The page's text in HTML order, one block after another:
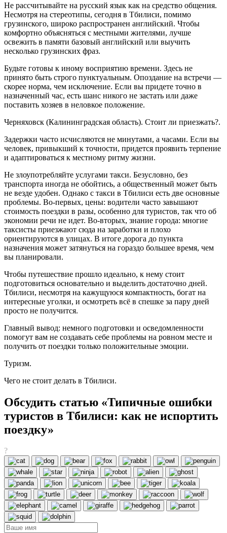
Не рассчитывайте на русский язык как на средство общения.
Несмотря на стереотипы, сегодня в Тбилиси, помимо
грузинского, широко распространен английский. Чтобы
комфортно объясняться с местными жителями, лучше
освежить в памяти базовый английский или выучить
несколько грузинских фраз.
Будьте готовы к иному восприятию времени. Здесь не
принято быть строго пунктуальным. Опоздание на встречи —
скорее норма, чем исключение. Если вы придете точно в
назначенный час, есть шанс никого не застать или даже
поставить хозяев в неловкое положение.
Черняховск (Калининградская область). Стоит ли приезжать?.
Задержки часто исчисляются не минутами, а часами. Если вы
человек, привыкший к точности, придется проявить терпение
и адаптироваться к местному ритму жизни.
Не злоупотребляйте услугами такси. Безусловно, без
транспорта иногда не обойтись, а общественный может быть
не везде удобен. Однако с такси в Тбилиси есть две основные
проблемы. Во-первых, цены: водители часто завышают
стоимость поездки в разы, особенно для туристов, так что об
экономии речи не идет. Во-вторых, знание города: многие
таксисты приезжают сюда на заработки и плохо
ориентируются в улицах. В итоге дорога до пункта
назначения может затянуться на гораздо большее время, чем
вы планировали.
Чтобы путешествие прошло идеально, к нему стоит
подготовиться основательно и выделить достаточно дней.
Тбилиси, несмотря на кажущуюся компактность, богат на
интересные уголки, и осмотреть всё в спешке за пару дней
просто не получится.
Главный вывод: немного подготовки и осведомленности
помогут вам не создавать себе проблемы на ровном месте и
получить от поездки только положительные эмоции.
Туризм.
Чего не стоит делать в Тбилиси.
Обсудить статью «Типичные ошибки
туристов в Тбилиси: как не испортить
поездку»
?